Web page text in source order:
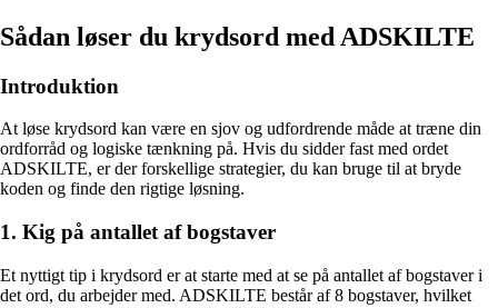
Sådan løser du krydsord med ADSKILTE
Introduktion
At løse krydsord kan være en sjov og udfordrende måde at træne din
ordforråd og logiske tænkning på. Hvis du sidder fast med ordet
ADSKILTE, er der forskellige strategier, du kan bruge til at bryde
koden og finde den rigtige løsning.
1. Kig på antallet af bogstaver
Et nyttigt tip i krydsord er at starte med at se på antallet af bogstaver i
det ord, du arbejder med. ADSKILTE består af 8 bogstaver, hvilket